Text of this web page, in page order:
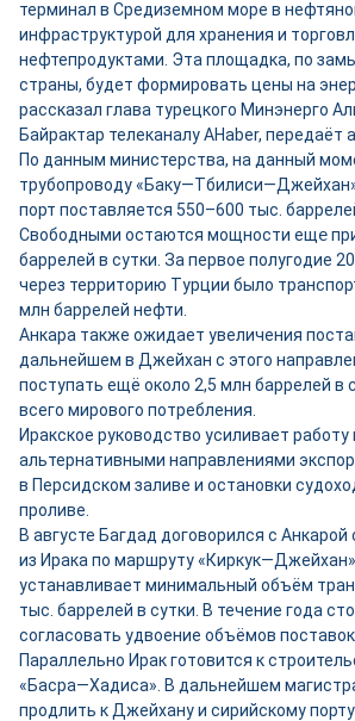
терминал в Средиземном море в
инфраструктурой для хранения и
нефтепродуктами. Эта площадка, по
страны, будет формировать цены на
рассказал глава турецкого Минэнерго
Байрактар телеканалу AHaber, передаёт
По данным министерства, на данный
трубопроводу
порт поставляется 550–600 тыс.
Свободными остаются мощности еще
баррелей в сутки. За первое полугодие
через территорию Турции было
млн баррелей нефти.
Анкара также ожидает увеличения
дальнейшем в Джейхан с этого
поступать ещё около 2,5 млн баррелей в
всего мирового потребления.
Иракское руководство усиливает работу
альтернативными направлениями
в Персидском заливе и остановки
проливе.
В августе Багдад договорился с Анкарой
из Ирака по маршруту
устанавливает минимальный объём
тыс. баррелей в сутки. В течение года
согласовать удвоение объёмов поставок.
Параллельно Ирак готовится к
«Басра—Хадиса». В дальнейшем
продлить к Джейхану и сирийскому